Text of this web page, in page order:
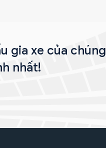
gia xe của chúng
nhất!